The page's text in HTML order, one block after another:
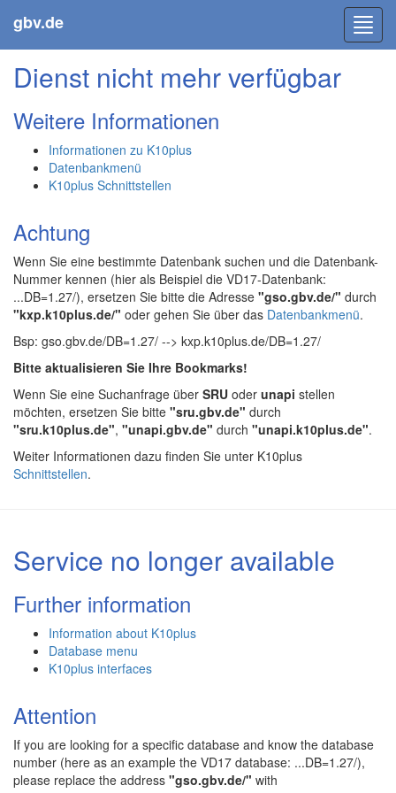
gbv.de
Dienst nicht mehr verfügbar
Weitere Informationen
Informationen zu K10plus
Datenbankmenü
K10plus Schnittstellen
Achtung
Wenn Sie eine bestimmte Datenbank suchen und die Datenbank-
Nummer kennen (hier als Beispiel die VD17-Datenbank:
...DB=1.27/), ersetzen Sie bitte die Adresse "gso.gbv.de/" durch
"kxp.k10plus.de/" oder gehen Sie über das Datenbankmenü.
Bsp: gso.gbv.de/DB=1.27/ --> kxp.k10plus.de/DB=1.27/
Bitte aktualisieren Sie Ihre Bookmarks!
Wenn Sie eine Suchanfrage über SRU oder unapi stellen
möchten, ersetzen Sie bitte "sru.gbv.de" durch
"sru.k10plus.de", "unapi.gbv.de" durch "unapi.k10plus.de".
Weiter Informationen dazu finden Sie unter K10plus
Schnittstellen.
Service no longer available
Further information
Information about K10plus
Database menu
K10plus interfaces
Attention
If you are looking for a specific database and know the database
number (here as an example the VD17 database: ...DB=1.27/),
please replace the address "gso.gbv.de/" with